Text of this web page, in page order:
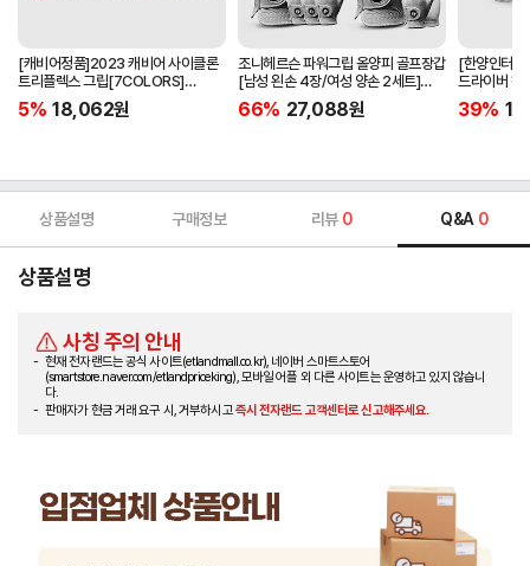
[캐비어정품]2023 캐비어 사이클론
트리플렉스 그립[7COLORS]
[라운드][39g/42g/46g/50g]
[R/S 토크]
5% 18,062원
조니헤르슨 파워그립 올양피 골프장갑
[남성 왼손 4장/여성 양손 2세트]
[화이트][케이스포함]
66% 27,088원
[한양인터
드라이버 헤
[HD-302]
39%
상품설명 구매정보 리뷰 0 Q&A 0
상품설명
사칭 주의 안내
현재 전자랜드는 공식 사이트(etlandmall.co.kr), 네이버 스마트스토어
(smartstore.naver.com/etlandpriceking), 모바일 어플 외 다른 사이트는 운영하고 있지 않습니
다.
판매자가 현금 거래 요구 시, 거부하시고즉시 전자랜드 고객센터로 신고해주세요.